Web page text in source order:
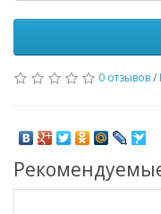
0 отзывов/